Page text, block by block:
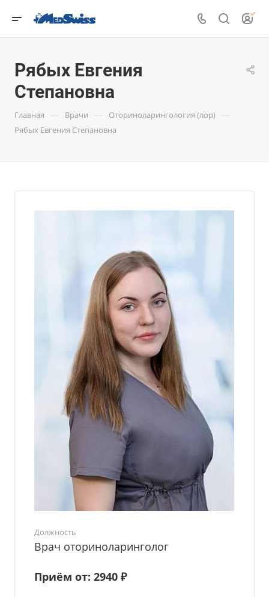
Рябых Евгения
Степановна
Главная — Врачи — Оториноларингология (лор) —
Рябых Евгения Степановна
Должность
Врач оториноларинголог
Приём от: 2940 ₽